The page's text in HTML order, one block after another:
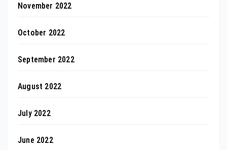
November 2022
October 2022
September 2022
August 2022
July 2022
June 2022